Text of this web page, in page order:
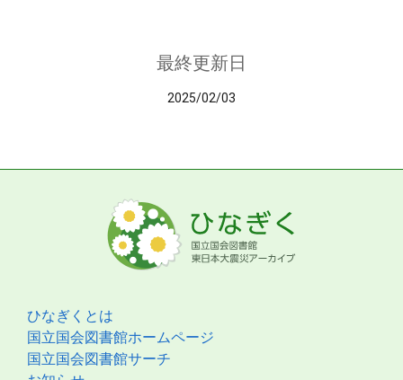
最終更新日
2025/02/03
ひなぎくとは
国立国会図書館ホームページ
国立国会図書館サーチ